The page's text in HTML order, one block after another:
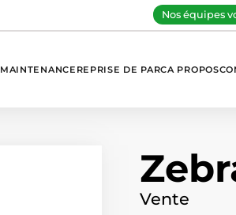
Nos équipes
MAINTENANCE REPRISE DE PARCA PROPOS
Vente